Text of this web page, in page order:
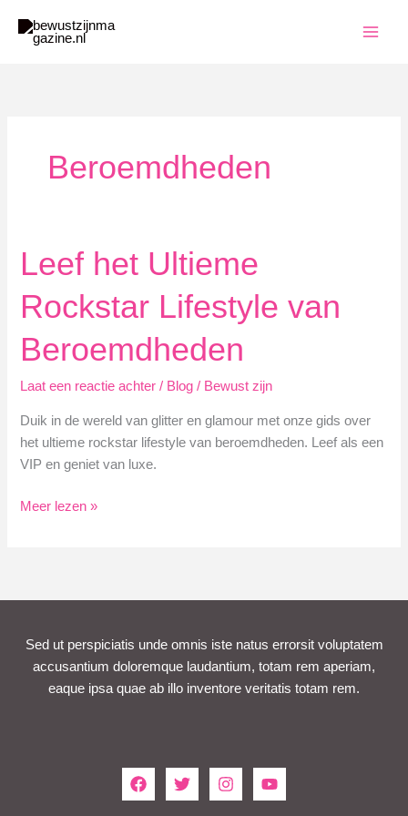
naar
Beroemdheden
Leef het Ultieme
Rockstar Lifestyle van
Beroemdheden
Laat een reactie achter / Blog / Bewust zijn
Duik in de wereld van glitter en glamour met onze gids over
het ultieme rockstar lifestyle van beroemdheden. Leef als een
VIP en geniet van luxe.
Leef
Beroemdheden
Meer lezen »
Sed ut perspiciatis unde omnis iste natus errorsit voluptatem
accusantium doloremque laudantium, totam rem aperiam,
eaque ipsa quae ab illo inventore veritatis totam rem.